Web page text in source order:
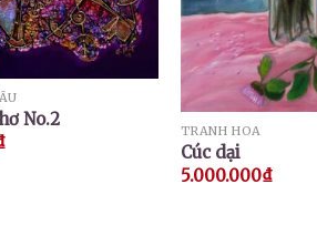
No.2
TRANH HOA
Cúc dại
5.000.000₫